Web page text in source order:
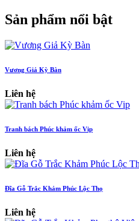
Sản phẩm nổi bật
Vương Giả Kỳ Bàn
Liên hệ
Tranh bách Phúc khảm ốc Vip
Liên hệ
Đĩa Gỗ Trắc Khảm Phúc Lộc Thọ
Liên hệ